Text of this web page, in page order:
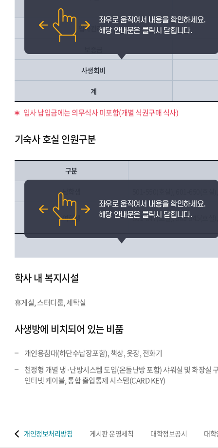
입사관리비
사생회비
계
입사 납입금에는 의무식사 미포함(개별 식권구매 식사)
기숙사 호실 인원구분
구분
남학생
여학생 801-847(호실), 901-945(호실
학사 내 복지시설
휴게실, 스터디룸, 세탁실
사생방에 비치되어 있는 비품
개인용침대(하단수납장포함), 책상, 옷장, 전화기
천정형 개별 냉·난방시스템 도입(온돌난방 포함) 샤워실 및 화장실
인터넷 케이블, 통합 출입통제 시스템(CARD KEY)
개인정보처리방침 게시판 운영세칙 대학정보공시 대